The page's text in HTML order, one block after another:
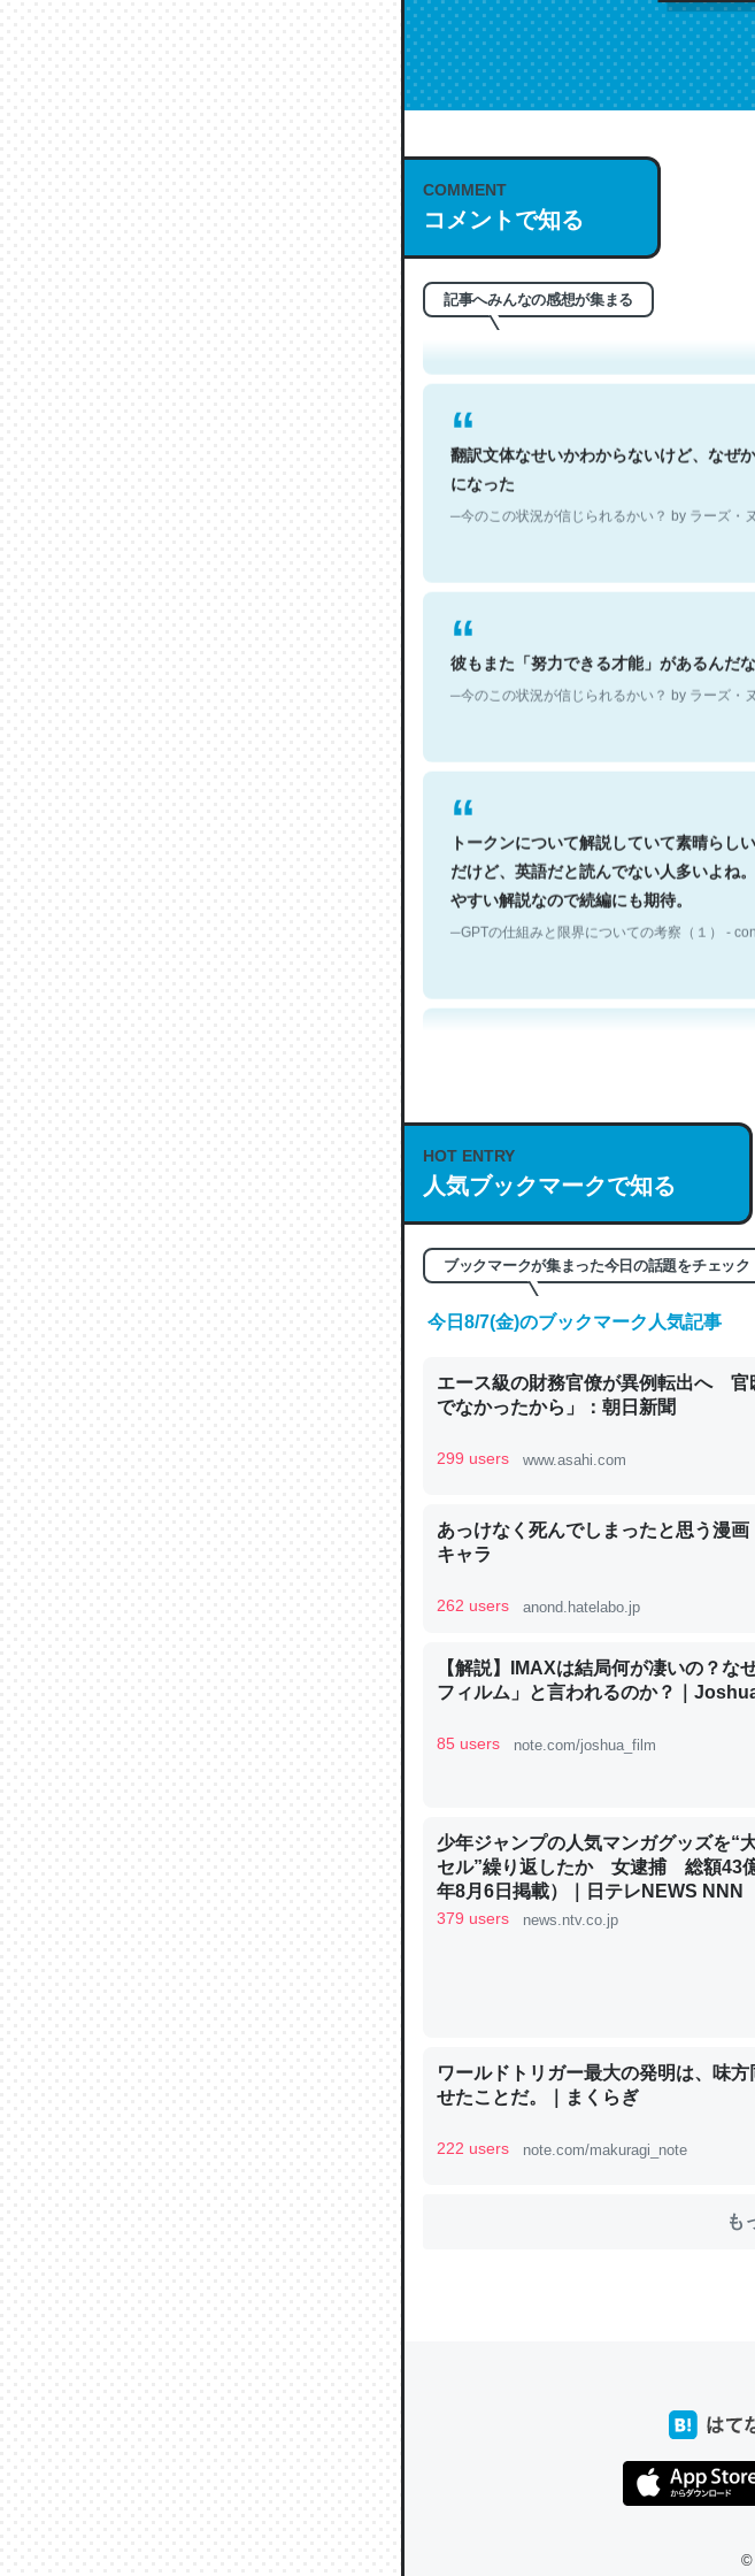
COMMENT
コメントで知る
記事へみんなの感想が集まる
これは名文。彼はとてもクレバーなんだ
もお勧め。自分はこの流れ好き。Let’s
─今のこの状況が信じられるかい？ by ラーズ・ヌ
翻訳文体なせいかわからないけど、なぜ
になった
─今のこの状況が信じられるかい？ by ラーズ・ヌ
彼もまた「努力できる才能」があるんだな
─今のこの状況が信じられるかい？ by ラーズ・ヌ
トークンについて解説していて素晴らし
だけど、英語だと読んでない人多いよね
やすい解説なので続編にも期待。
─GPTの仕組みと限界についての考察（１） -
これは良記事。32768トークンだと英語
の伏線」は回収されないけど、短期記憶
やすく強くなりそう
の600分の1程度。
─ニュース :: 【研究発表】昆虫学の大問題＝「
論文では「淡水はカルシウムも酸素も不
は」とあって面白い。海にいる鋏角類（
これを元に考えるとカルシウムを大量に
─ニュース :: 【研究発表】昆虫学の大問題＝「
ウチもEchoを実家に置いて４年。でたま
きる。一生で親と会える残り時間を日数
を実質100倍以上に伸ばす効果があるは
─たまにLINEするくらいだった遠方の父67歳と
HOT ENTRY
人気ブックマークで知る
ブックマークが集まった今日の話題をチェック
今日8/7(金)のブックマーク人気記事
エース級の財務官僚が異例転出へ 官
でなかったから」：朝日新聞
299 users www.asahi.com
あっけなく死んでしまったと思う漫
キャラ
262 users anond.hatelabo.jp
【解説】IMAXは結局何が凄いの？な
フィルム」と言われるのか？｜
85 users note.com/joshua_film
少年ジャンプの人気マンガグッズを“
セル”繰り返したか 女逮捕 総額43
年8月6日掲載）｜日テレNEWS NNN
379 users news.ntv.co.jp
ワールドトリガー最大の発明は、味
せたことだ。｜まくらぎ
222 users note.com/makuragi_note
も
©